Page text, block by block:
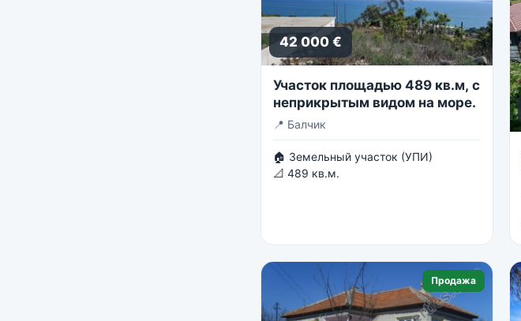
42 000 €
Участок площадью 489 кв.м, с
неприкрытым видом на море.
📍 Балчик
🏠 Земельный участок (УПИ)
📐 489 кв.м.
Продажа